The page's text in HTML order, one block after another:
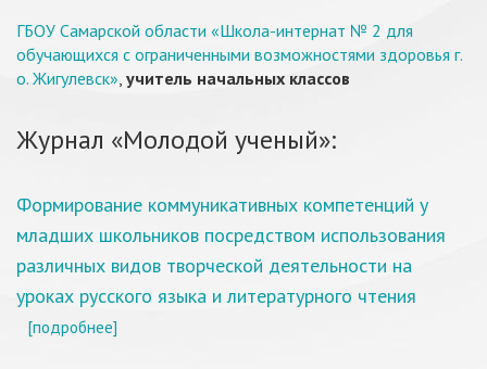
ГБОУ Самарской области «Школа-интернат № 2 для
обучающихся с ограниченными возможностями здоровья г.
о. Жигулевск», учитель начальных классов
Журнал «Молодой ученый»:
Формирование коммуникативных компетенций у
младших школьников посредством использования
различных видов творческой деятельности на
уроках русского языка и литературного чтения
[подробнее]